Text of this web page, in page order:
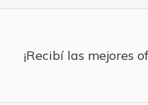
¡Recibí las mejores